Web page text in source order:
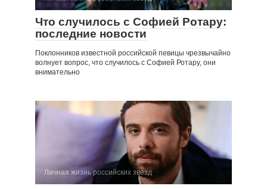
Что случилось с Софией Ротару:
последние новости
Поклонников известной российской певицы чрезвычайно
волнует вопрос, что случилось с Софией Ротару, они
внимательно
Личная жизнь российских звезд